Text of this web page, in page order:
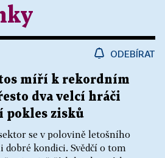
ODEBÍRAT
míří k rekordním
dva velcí hráči
pokles zisků
se v polovině letošního
dobré kondici. Svědčí o tom